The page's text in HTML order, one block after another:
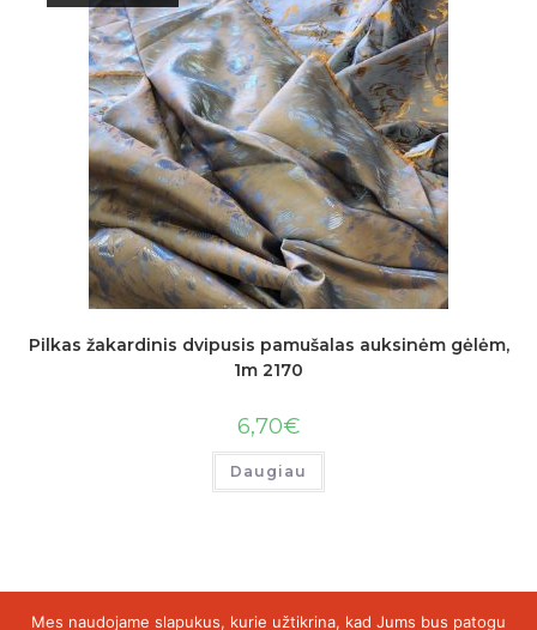
Pilkas žakardinis dvipusis pamušalas auksinėm gėlėm,
1m 2170
6,70€
Daugiau
Mes naudojame slapukus, kurie užtikrina, kad Jums bus patogu